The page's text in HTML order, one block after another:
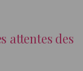
attentes des